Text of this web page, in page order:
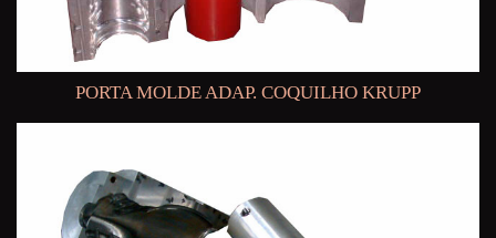
PORTA MOLDE ADAP. COQUILHO KRUPP